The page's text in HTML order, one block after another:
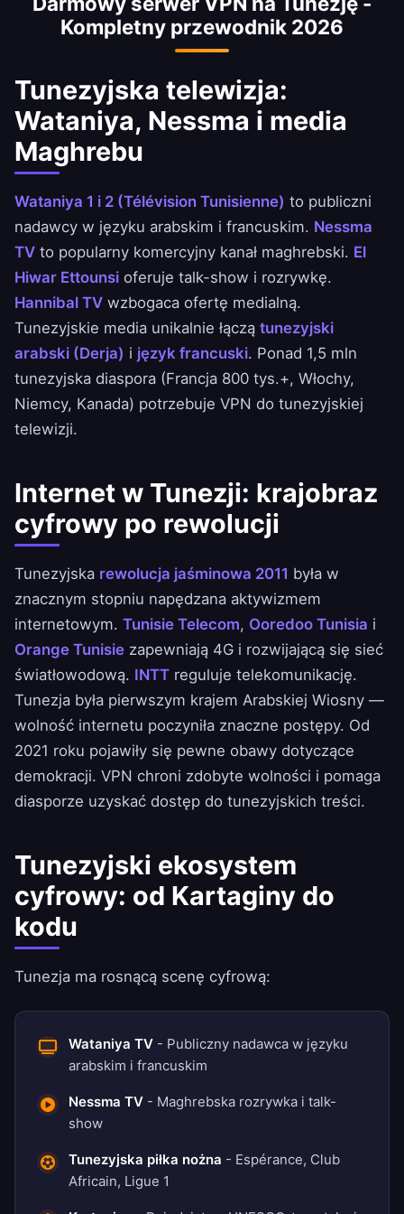
nieograniczonego internetu dla Tunezyjczyków
w kraju i ponad 1,5 mln za granicą.
Kompletny przewodnik 2026
Tunezyjska telewizja:
Wataniya, Nessma i media
Maghrebu
Wataniya 1 i 2 (Télévision Tunisienne) to publiczni
nadawcy w języku arabskim i francuskim. Nessma
TV to popularny komercyjny kanał maghrebski. El
Hiwar Ettounsi oferuje talk-show i rozrywkę.
Hannibal TV wzbogaca ofertę medialną.
Tunezyjskie media unikalnie łączą tunezyjski
arabski (Derja) i język francuski. Ponad 1,5 mln
tunezyjska diaspora (Francja 800 tys.+, Włochy,
Niemcy, Kanada) potrzebuje VPN do tunezyjskiej
telewizji.
Internet w Tunezji: krajobraz
cyfrowy po rewolucji
Tunezyjska rewolucja jaśminowa 2011 była w
znacznym stopniu napędzana aktywizmem
internetowym. Tunisie Telecom, Ooredoo Tunisia i
Orange Tunisie zapewniają 4G i rozwijającą się sieć
światłowodową. INTT reguluje telekomunikację.
Tunezja była pierwszym krajem Arabskiej Wiosny —
wolność internetu poczyniła znaczne postępy. Od
2021 roku pojawiły się pewne obawy dotyczące
demokracji. VPN chroni zdobyte wolności i pomaga
diasporze uzyskać dostęp do tunezyjskich treści.
Tunezyjski ekosystem
cyfrowy: od Kartaginy do
kodu
Tunezja ma rosnącą scenę cyfrową:
Wataniya TV - Publiczny nadawca w języku
arabskim i francuskim
Nessma TV - Maghrebska rozrywka i talk-
show
Tunezyjska piłka nożna - Espérance, Club
Africain, Ligue 1